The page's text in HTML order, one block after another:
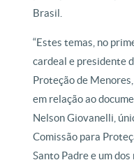
Brasil.
“Estes temas, no
cardeal e presidente
Proteção de
em relação ao
Nelson Giovanelli,
Comissão para
Santo Padre e um